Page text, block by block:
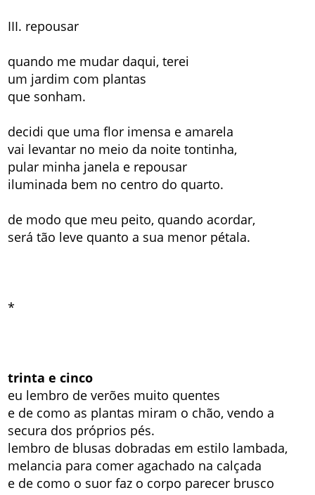
III. repousar
quando me mudar daqui, terei
um jardim com plantas
que sonham.
decidi que uma flor imensa e amarela
vai levantar no meio da noite tontinha,
pular minha janela e repousar
iluminada bem no centro do quarto.
de modo que meu peito, quando acordar,
será tão leve quanto a sua menor pétala.
*
trinta e cinco
eu lembro de verões muito quentes
e de como as plantas miram o chão, vendo a
secura dos próprios pés.
lembro de blusas dobradas em estilo lambada,
melancia para comer agachado na calçada
e de como o suor faz o corpo parecer brusco